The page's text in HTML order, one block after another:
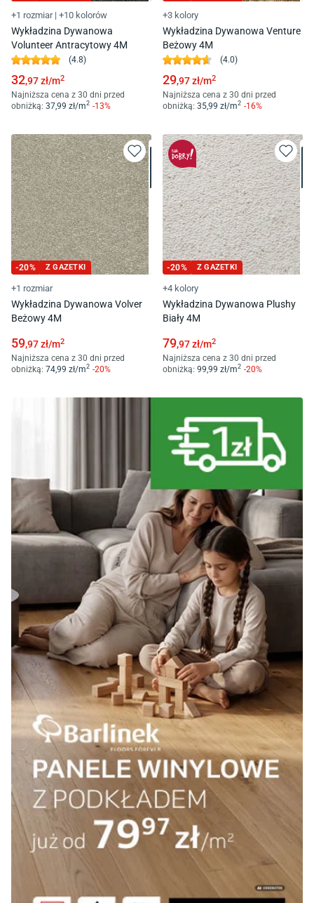
+1 rozmiar | +10 kolorów
Wykładzina Dywanowa
Volunteer Antracytowy 4M
(4.8)
32,97zł/m2
Najniższa cena z 30 dni przed
obniżką: 37,99 zł/m2 -13%
+3 kolory
Wykładzina Dywanowa Venture
Beżowy 4M
(4.0)
29,97zł/m2
Najniższa cena z 30 dni przed
obniżką: 35,99 zł/m2 -16%
-20% Z GAZETKI
+1 rozmiar
Wykładzina Dywanowa Volver
Beżowy 4M
59,97zł/m2
Najniższa cena z 30 dni przed
obniżką: 74,99 zł/m2 -20%
-20% Z GAZETKI
+4 kolory
Wykładzina Dywanowa Plushy
Biały 4M
79,97zł/m2
Najniższa cena z 30 dni przed
obniżką: 99 ,99 zł/m2 -20%